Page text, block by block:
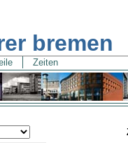
bremen
Zeiten